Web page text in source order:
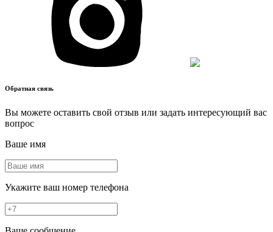
Обратная связь
Вы можете оставить свой отзыв или задать интересующий вас
вопрос
Ваше имя
Укажите ваш номер телефона